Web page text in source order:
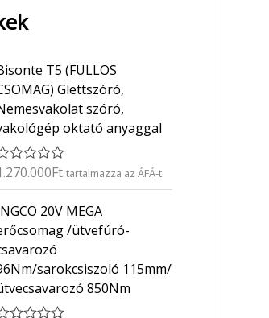
T5 (FULLOS
Glettszóró,
szóró,
oktató anyaggal
Ft tartalmazza az ÁFÁ-t
20V MEGA
/ütvefúró-
sarokcsiszoló 115mm/
850Nm